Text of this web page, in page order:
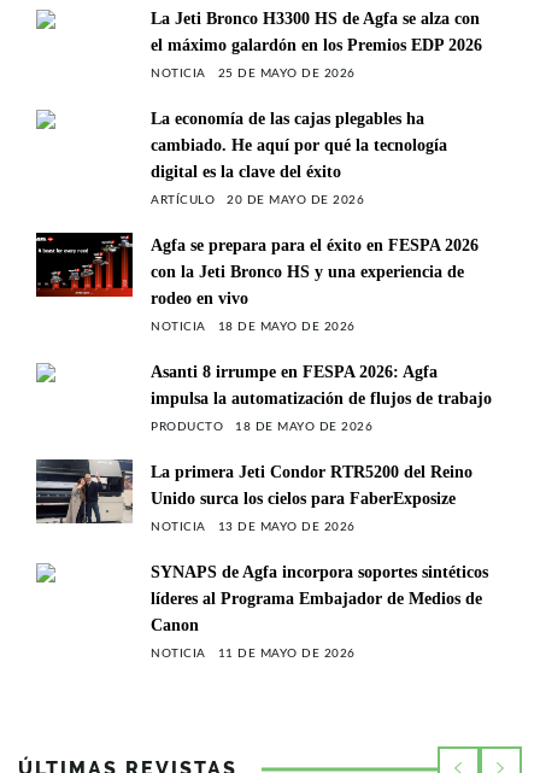
La Jeti Bronco H3300 HS de Agfa se alza con
el máximo galardón en los Premios EDP 2026
NOTICIA 25 DE MAYO DE 2026
La economía de las cajas plegables ha
cambiado. He aquí por qué la tecnología
digital es la clave del éxito
ARTÍCULO 20 DE MAYO DE 2026
Agfa se prepara para el éxito en FESPA 2026
con la Jeti Bronco HS y una experiencia de
rodeo en vivo
NOTICIA 18 DE MAYO DE 2026
Asanti 8 irrumpe en FESPA 2026: Agfa
impulsa la automatización de flujos de trabajo
PRODUCTO 18 DE MAYO DE 2026
La primera Jeti Condor RTR5200 del Reino
Unido surca los cielos para FaberExposize
NOTICIA 13 DE MAYO DE 2026
SYNAPS de Agfa incorpora soportes sintéticos
líderes al Programa Embajador de Medios de
Canon
NOTICIA 11 DE MAYO DE 2026